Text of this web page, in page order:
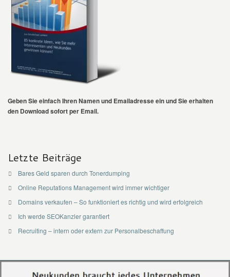
Geben Sie einfach Ihren Namen und Emailadresse ein und Sie erhalten
den Download sofort per Email.
Letzte Beiträge
Bares Geld sparen durch Tonerdumping
Online Reputations Management wird immer wichtiger
Domains verkaufen – So funktioniert es richtig und wird erfolgreich
Ich werde SEOKanzler garantiert
Recruiting – intern oder extern zur Personalbeschaffung